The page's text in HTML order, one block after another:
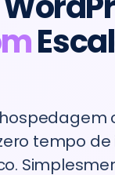
tempo
uma
durante
o tempo